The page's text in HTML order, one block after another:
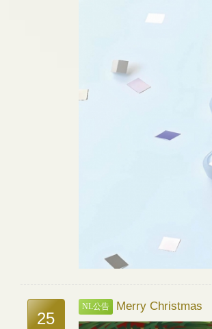
25
NL公告 Merry Christmas